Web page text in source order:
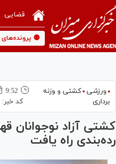
قضایی
🟡
ورزشی کشتی و وزنه
برداری
9:52
کد خبر:
کشتی آزاد نوجوانان
رده‌بندی راه یافت